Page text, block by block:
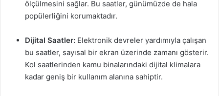
ölçülmesini sağlar. Bu saatler, günümüzde de hala
popülerliğini korumaktadır.
Dijital Saatler: Elektronik devreler yardımıyla çalışan
bu saatler, sayısal bir ekran üzerinde zamanı gösterir.
Kol saatlerinden kamu binalarındaki dijital klimalara
kadar geniş bir kullanım alanına sahiptir.